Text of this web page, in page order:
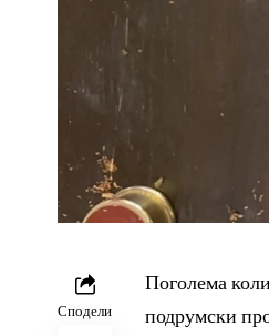
Сподели
Поголема
подрумски